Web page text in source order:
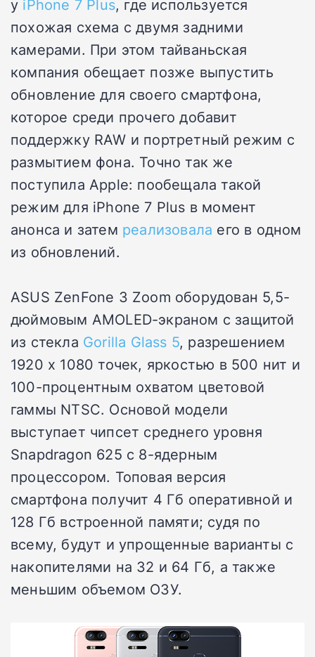
у iPhone 7 Plus, где используется
похожая схема с двумя задними
камерами. При этом тайваньская
компания обещает позже выпустить
обновление для своего смартфона,
которое среди прочего добавит
поддержку RAW и портретный режим с
размытием фона. Точно так же
поступила Apple: пообещала такой
режим для iPhone 7 Plus в момент
анонса и затем реализовала его в одном
из обновлений.
ASUS ZenFone 3 Zoom оборудован 5,5-
дюймовым AMOLED-экраном с защитой
из стекла Gorilla Glass 5, разрешением
1920 х 1080 точек, яркостью в 500 нит и
100-процентным охватом цветовой
гаммы NTSC. Основой модели
выступает чипсет среднего уровня
Snapdragon 625 с 8-ядерным
процессором. Топовая версия
смартфона получит 4 Гб оперативной и
128 Гб встроенной памяти; судя по
всему, будут и упрощенные варианты с
накопителями на 32 и 64 Гб, а также
меньшим объемом ОЗУ.